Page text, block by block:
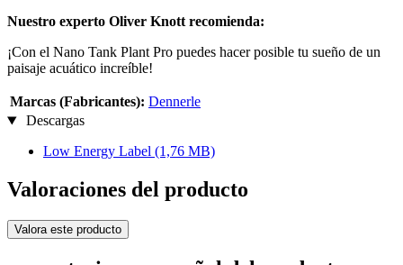
Nuestro experto Oliver Knott recomienda:
¡Con el Nano Tank Plant Pro puedes hacer posible tu sueño de un
paisaje acuático increíble!
Marcas (Fabricantes): Dennerle
Descargas
Low Energy Label (1,76 MB)
Valoraciones del producto
Valora este producto